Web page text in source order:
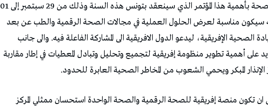
وفي هذا الإطار ذكر وزير الصحة بأهمية هذا المؤتمر الذي سينعقد بتونس هذه السنة وذلك من 29 سبتمبر إلى 01
سيكون مناسبة لعرض الحلول العملية في مجالات الصحة الرقمية والطب عن بعد
الصحية الإفريقية، ليدعو الدول الافريقية الى المشاركة الفاعلة فيه. والى جانب
على أهمية تطوير منظومة إفريقية لتجميع وتحليل وتبادل المعطيات في إطار مقاربة
المبكر ويحمي الشعوب من المخاطر الصحية العابرة للحدود.
تكون منصة إفريقية للصحة الرقمية والصحة الواحدة استحسان ممثلي المركز